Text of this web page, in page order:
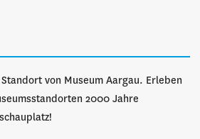
von Museum Aargau. Erleben
2000 Jahre